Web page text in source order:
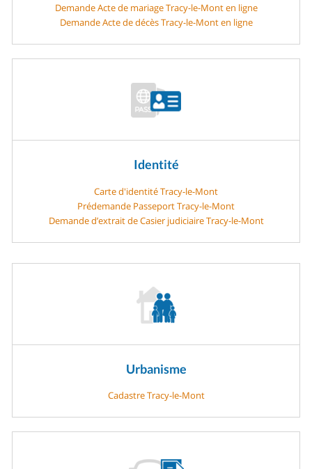
Demande Acte de mariage Tracy-le-Mont en ligne
Demande Acte de décès Tracy-le-Mont en ligne
Identité
Carte d'identité Tracy-le-Mont
Prédemande Passeport Tracy-le-Mont
Demande d’extrait de Casier judiciaire Tracy-le-Mont
Urbanisme
Cadastre Tracy-le-Mont